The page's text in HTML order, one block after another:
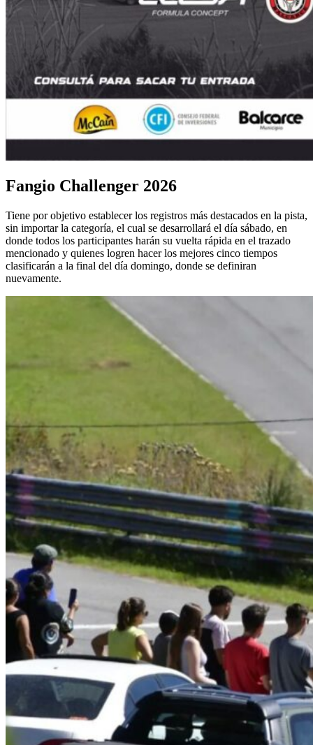
Fangio Challenger 2026
Tiene por objetivo establecer los registros más destacados en la pista,
sin importar la categoría, el cual se desarrollará el día sábado, en
donde todos los participantes harán su vuelta rápida en el trazado
mencionado y quienes logren hacer los mejores cinco tiempos
clasificarán a la final del día domingo, donde se definiran
nuevamente.